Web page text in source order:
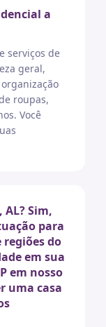
a
serviços de
geral,
roupas,
Você
Sim,
para
regiões do
em sua
em nosso
uma casa